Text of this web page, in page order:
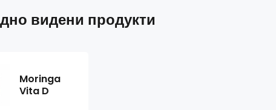
видени продукти
Moringa
Vita D